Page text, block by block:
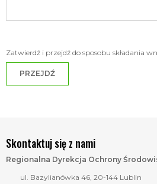
Zatwierdź i przejdź do sposobu składania
PRZEJDŹ
Skontaktuj się z nami
Regionalna Dyrekcja Ochrony
ul. Bazylianówka 46, 20-144 Lublin